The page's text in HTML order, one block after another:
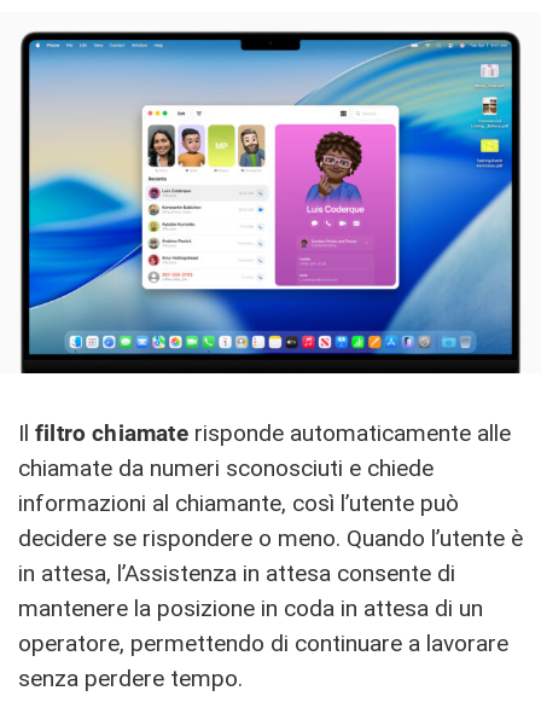
Il filtro chiamaterisponde automaticamente alle
chiamate da numeri sconosciuti e chiede
informazioni al chiamante, così l’utente può
decidere se rispondere o meno. Quando l’utente è
in attesa, l’Assistenza in attesa consente di
mantenere la posizione in coda in attesa di un
operatore, permettendo di continuare a lavorare
senza perdere tempo.